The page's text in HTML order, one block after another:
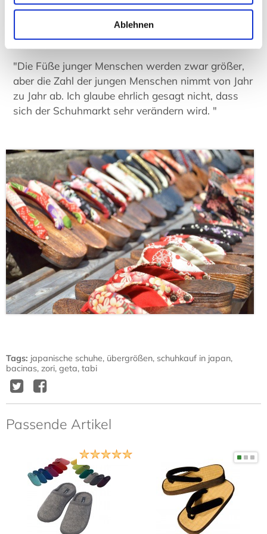
Ablehnen
Japan mit Übergrößen geben? Sprecher von Tens
Shinjuku-Laden hatte darauf eine eher kuriose
Antwort:
"Die Füße junger Menschen werden zwar größer,
aber die Zahl der jungen Menschen nimmt von Jahr
zu Jahr ab. Ich glaube ehrlich gesagt nicht, dass
sich der Schuhmarkt sehr verändern wird. "
Tags: japanische schuhe, übergrößen, schuhkauf in japan,
bacinas, zori, geta, tabi
TwitterFacebook
Passende Artikel